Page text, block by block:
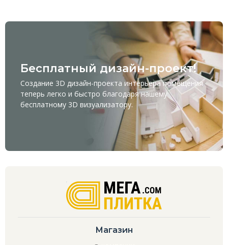
Бесплатный дизайн-проект!
Создание 3D дизайн-проекта интерьера помещения
теперь легко и быстро благодаря нашему
бесплатному 3D визуализатору.
Магазин